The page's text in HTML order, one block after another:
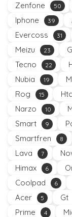
Zenfone 50
Iphone 39
Evercoss 31
Meizu 23
Tecno 22
Nubia 19
Rog 15 Htc
Narzo 10
Smart 9
Smartfren 8
Lava 7
Himax 6
Coolpad 6
Acer 5 Gt
Prime 4